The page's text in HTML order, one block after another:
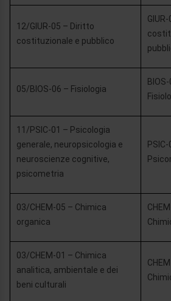
12/GIUR-05 – Diritto
costituzionale e pubblico
05/BIOS-06 – Fisiologia
11/PSIC-01 – Psicologia
generale, neuropsicologia e
neuroscienze cognitive,
psicometria
03/CHEM-05 – Chimica
organica
03/CHEM-01 – Chimica
analitica, ambientale e dei
beni culturali